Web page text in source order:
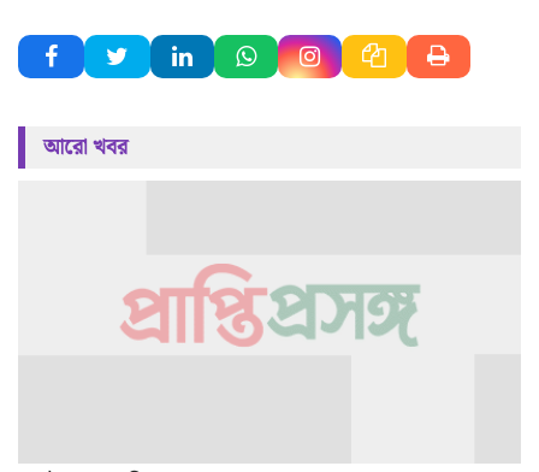
আরো খবর